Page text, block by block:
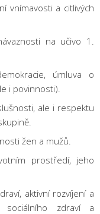
vnímavosti a citlivých
na učivo 1.
úmluva o
i povinnosti).
ale i respektu
žen a mužů.
prostředí, jeho
aktivní rozvíjení a
sociálního zdraví a